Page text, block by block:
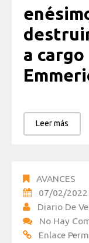
a cargo
Leer más
AVANCES
07/02/2022
Diario De
No Hay
Enlace